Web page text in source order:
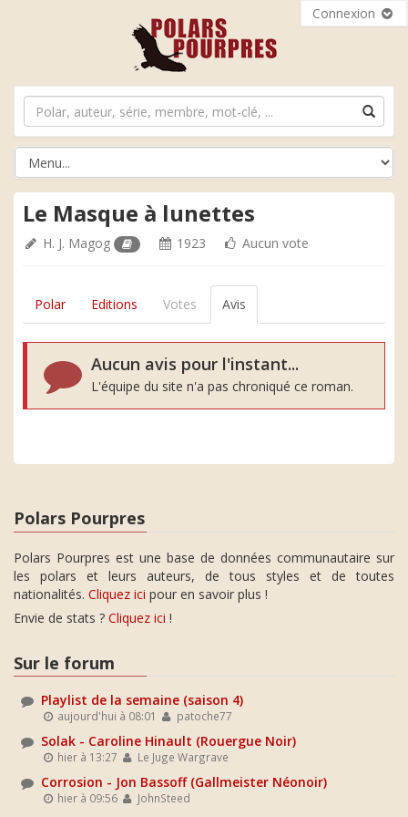
Connexion
Le Masque à lunettes
H. J. Magog 1923 Aucun vote
Polar Editions Votes Avis
Aucun avis pour l'instant...
L'équipe du site n'a pas chroniqué ce roman.
Polars Pourpres
Polars Pourpres est une base de données communautaire sur
les polars et leurs auteurs, de tous styles et de toutes
nationalités. Cliquez ici pour en savoir plus !
Envie de stats ? Cliquez ici !
Sur le forum
Playlist de la semaine (saison 4)
aujourd'hui à 08:01 patoche77
Solak - Caroline Hinault (Rouergue Noir)
hier à 13:27 Le Juge Wargrave
Corrosion - Jon Bassoff (Gallmeister Néonoir)
hier à 09:56 JohnSteed